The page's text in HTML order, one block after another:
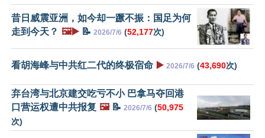
昔日威震亚洲，如今却一蹶不振：国足为何
走到今天？ 🖼️▶️ 📝 2026/7/6 (52,177次)
看胡海峰与中共红二代的终极宿命 ▶️ 2026/7/6 (43,690次)
弃台湾与北京建交吃亏不小 巴拿马夺回港
口营运权遭中共报复 🖼️📝 2026/7/6 (50,975
次)